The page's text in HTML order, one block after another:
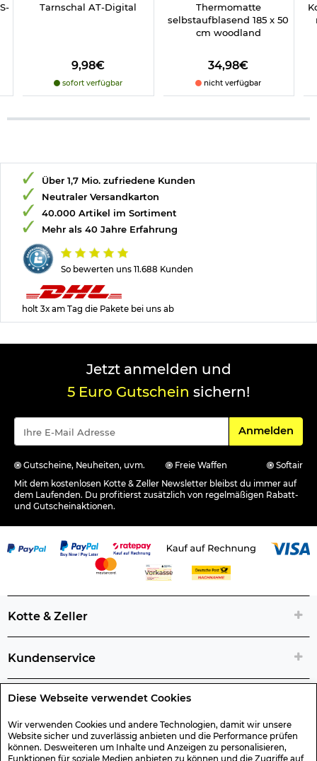
Diese Webseite verwendet Cookies
Wir verwenden Cookies und andere Technologien, damit wir unsere
Website sicher und zuverlässig anbieten und die Performance prüfen
können. Desweiteren um Inhalte und Anzeigen zu personalisieren,
Funktionen für soziale Medien anbieten zu können und die Zugriffe auf
Tarnschal AT-Digital
9,98€
sofort verfügbar
Thermomatte
selbstaufblasend 185 x 50
cm woodland
34,98€
nicht verfügbar
So bewerten uns 11.688 Kunden
Über 1,7 Mio. zufriedene Kunden
Neutraler Versandkarton
40.000 Artikel im Sortiment
Mehr als 40 Jahre Erfahrung
holt 3x am Tag die Pakete bei uns ab
Jetzt anmelden und
5 Euro Gutschein sichern!
Für den
Anmelden
Gutscheine, Neuheiten, uvm. Freie Waffen
Softair
Mit dem kostenlosen Kotte & Zeller Newsletter bleibst du immer auf
dem Laufenden. Du profitierst zusätzlich von regelmäßigen Rabatt-
und Gutscheinaktionen.
Kotte & Zeller
Kundenservice
Rechtliche Artikelinfos
Geschenk-Gutscheine